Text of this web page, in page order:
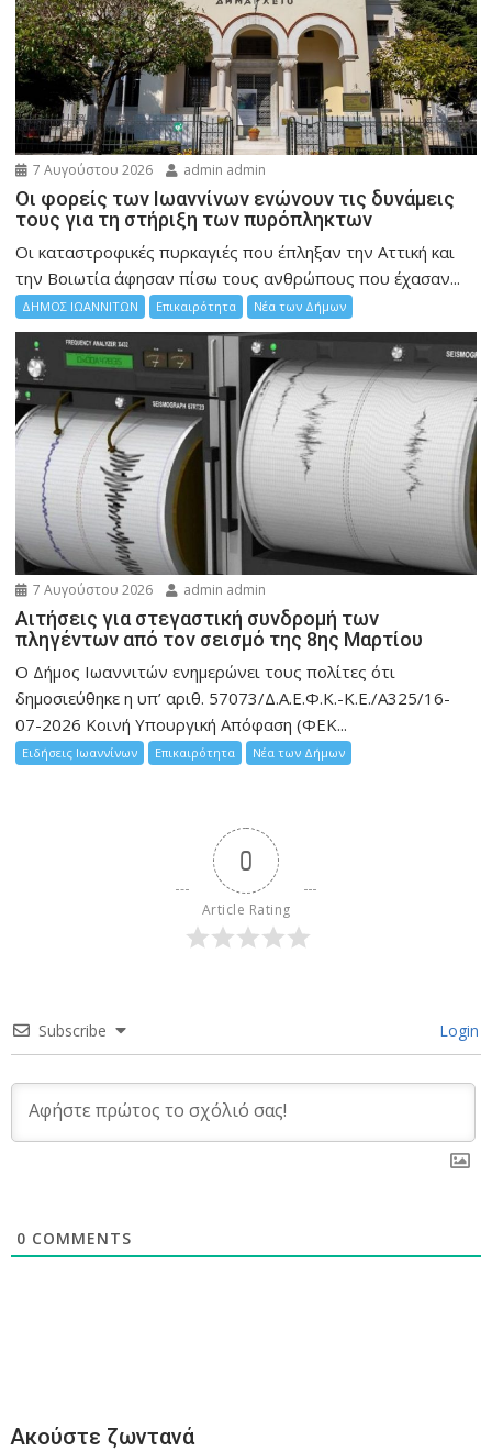
7 Αυγούστου 2026 admin admin
Οι φορείς των Ιωαννίνων ενώνουν τις δυνάμεις
τους για τη στήριξη των πυρόπληκτων
Οι καταστροφικές πυρκαγιές που έπληξαν την Αττική και
την Bοιωτία άφησαν πίσω τους ανθρώπους που έχασαν...
ΔΗΜΟΣ ΙΩΑΝΝΙΤΩΝ Επικαιρότητα Νέα των Δήμων
7 Αυγούστου 2026 admin admin
Αιτήσεις για στεγαστική συνδρομή των
πληγέντων από τον σεισμό της 8ης Μαρτίου
Ο Δήμος Ιωαννιτών ενημερώνει τους πολίτες ότι
δημοσιεύθηκε η υπ’ αριθ. 57073/Δ.Α.Ε.Φ.Κ.-Κ.Ε./Α325/16-
07-2026 Κοινή Υπουργική Απόφαση (ΦΕΚ...
Ειδήσεις Ιωαννίνων Επικαιρότητα Νέα των Δήμων
0
Article Rating
Subscribe Login
0 COMMENTS
Ακούστε ζωντανά